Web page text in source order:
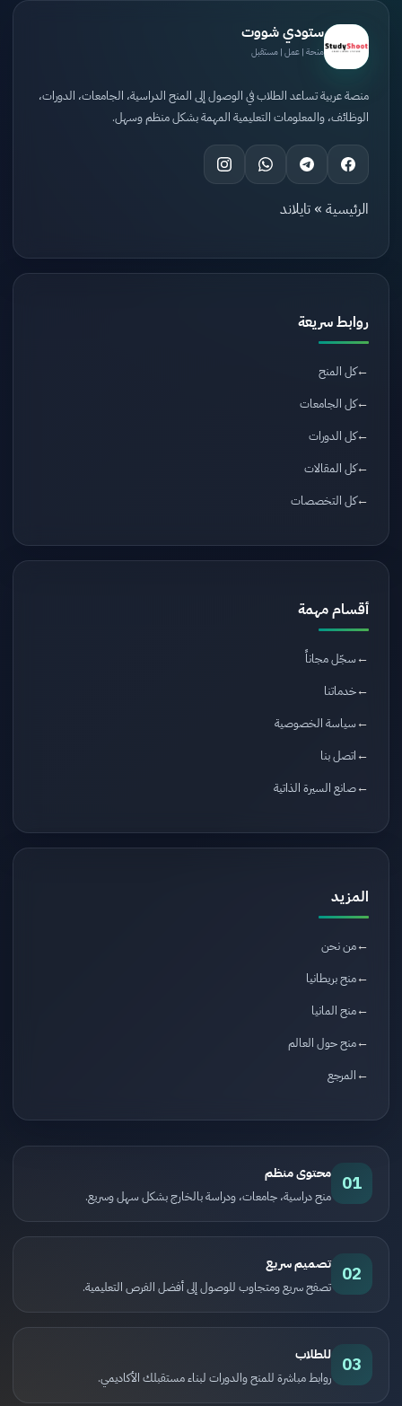
ستودي شووت
منحة | عمل | مستقبل
منصة عربية تساعد الطلاب في الوصول إلى المنح الدراسية، الجامعات، الدورات،
الوظائف، والمعلومات التعليمية المهمة بشكل منظم وسهل.
الرئيسية » تايلاند
روابط سريعة
كل المنح
كل الجامعات
كل الدورات
كل المقالات
كل التخصصات
أقسام مهمة
سجّل مجاناً
خدماتنا
سياسة الخصوصية
اتصل بنا
صانع السيرة الذاتية
المزيد
من نحن
منح بريطانيا
منح المانيا
منح حول العالم
المرجع
01 محتوى منظم
منح دراسية، جامعات، ودراسة بالخارج بشكل سهل وسريع.
02 تصميم سريع
تصفح سريع ومتجاوب للوصول إلى أفضل الفرص التعليمية.
03 للطلاب
روابط مباشرة للمنح والدورات لبناء مستقبلك الأكاديمي.